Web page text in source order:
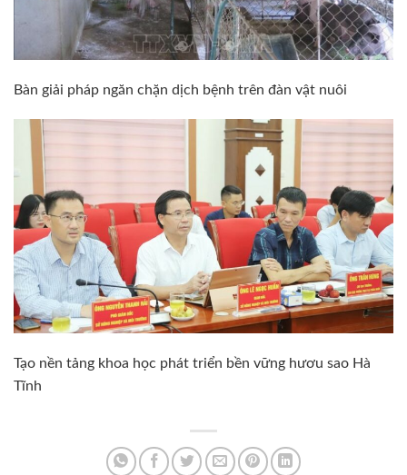
Bàn giải pháp ngăn chặn dịch bệnh trên đàn vật nuôi
Tạo nền tảng khoa học phát triển bền vững hươu sao Hà
Tĩnh